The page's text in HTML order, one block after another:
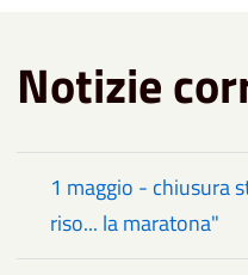
Notizie
1 maggio - chiusura
riso... la maratona"